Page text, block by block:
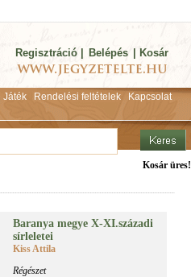
Regisztráció Belépés Kosár
Játék Rendelési feltételek Kapcsolat
Kosár üres!
Ba­ra­nya me­gye X-XI.​száza­di
sír­le­le­tei
Kiss Attila
Régészet